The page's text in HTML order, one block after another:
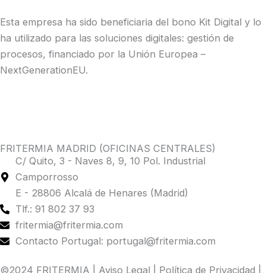
Esta empresa ha sido beneficiaria del bono Kit Digital y lo
ha utilizado para las soluciones digitales: gestión de
procesos, financiado por la Unión Europea –
NextGenerationEU.
FRITERMIA MADRID (OFICINAS CENTRALES)
C/ Quito, 3 - Naves 8, 9, 10 Pol. Industrial
Camporrosso
E - 28806 Alcalá de Henares (Madrid)
Tlf.: 91 802 37 93
fritermia@fritermia.com
Contacto Portugal: portugal@fritermia.com
©2024 FRITERMIA | Aviso Legal Política de Privacidad